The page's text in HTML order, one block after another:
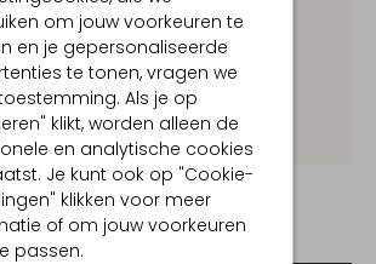
om jouw voorkeuren te
en je gepersonaliseerde
te tonen, vragen we
Als je op
klikt, worden alleen de
en analytische cookies
Je kunt ook op "Cookie-
klikken voor meer
of om jouw voorkeuren
passen.
vanaf € 100,-
binnen 30 dagen